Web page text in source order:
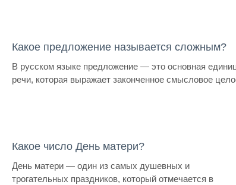
Какое предложение называется сложным?
В русском языке предложение — это основная
речи, которая выражает законченное смысловое
Какое число День матери?
День матери — один из самых душевных и
трогательных праздников, который отмечается в